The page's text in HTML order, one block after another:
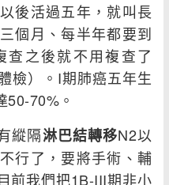
後活過五年，就叫長
個月、每半年都要到
查之後就不用複查了
檢）。I期肺癌五年生
70%。
縱隔淋巴結轉移N2以
行了，要將手術、輔
前我們把1B-III期非小